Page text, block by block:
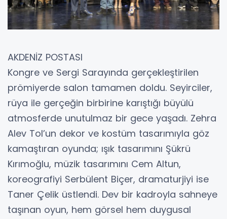
AKDENİZ POSTASI
Kongre ve Sergi Sarayında gerçekleştirilen
prömiyerde salon tamamen doldu. Seyirciler,
rüya ile gerçeğin birbirine karıştığı büyülü
atmosferde unutulmaz bir gece yaşadı. Zehra
Alev Tol’un dekor ve kostüm tasarımıyla göz
kamaştıran oyunda; ışık tasarımını Şükrü
Kırımoğlu, müzik tasarımını Cem Altun,
koreografiyi Serbülent Biçer, dramaturjiyi ise
Taner Çelik üstlendi. Dev bir kadroyla sahneye
taşınan oyun, hem görsel hem duygusal